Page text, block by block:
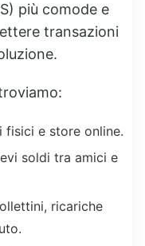
più comode e
transazioni
fisici e store online.
soldi tra amici e
ricariche